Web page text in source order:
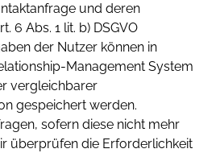
und deren
6 Abs. 1 lit. b) DSGVO
der Nutzer können in
Management System
vergleichbarer
gespeichert werden.
sofern diese nicht mehr
überprüfen die Erforderlichkeit